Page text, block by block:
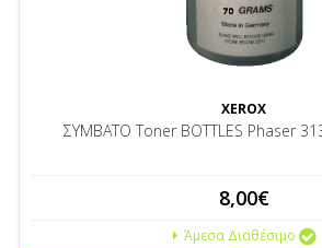
XEROX
ΣΥΜΒΑΤΟ Toner BOTTLES Phaser
8,00€
Άμεσα Διαθέσιμο